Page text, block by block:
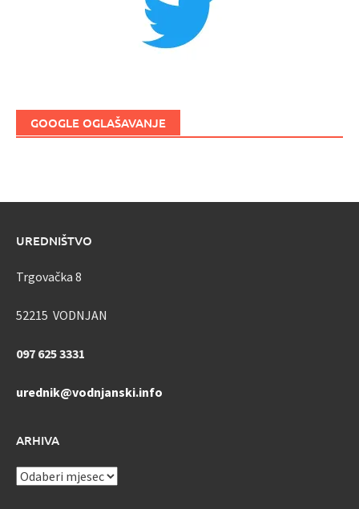
GOOGLE OGLAŠAVANJE
UREDNIŠTVO
Trgovačka 8
52215 VODNJAN
097 625 3331
urednik@vodnjanski.info
ARHIVA
ARHIVA